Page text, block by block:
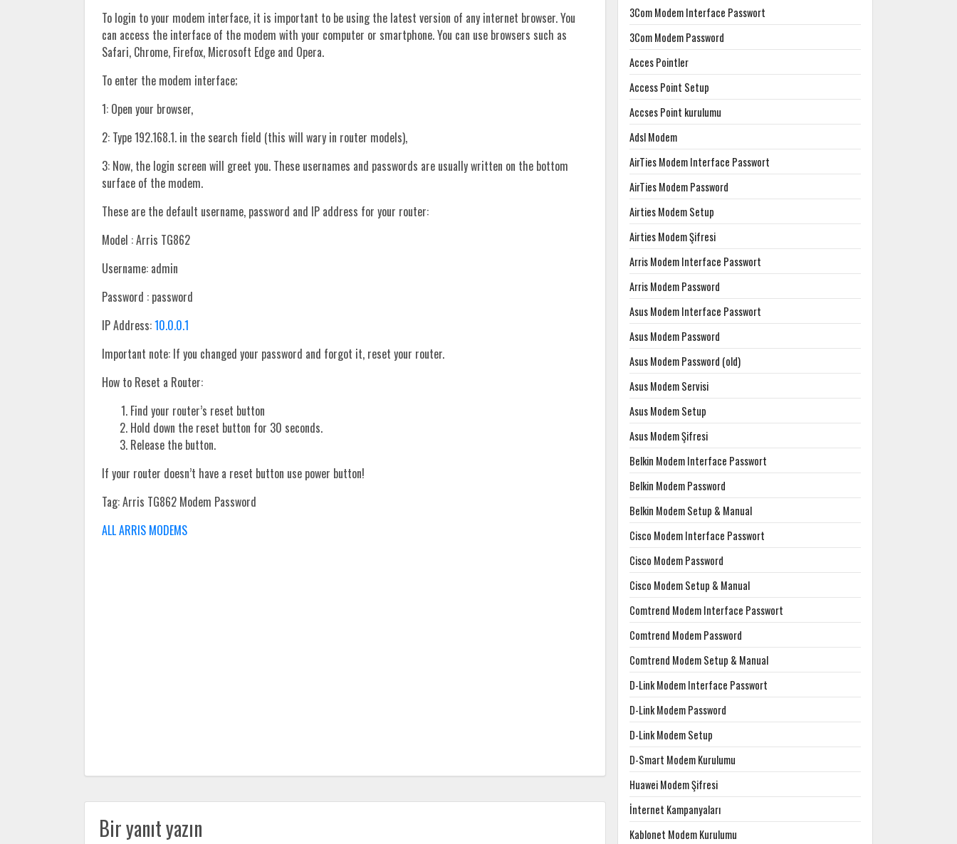
To login to your modem interface, it is important to be using the latest version of any internet browser. You
can access the interface of the modem with your computer or smartphone. You can use browsers such as
Safari, Chrome, Firefox, Microsoft Edge and Opera.
To enter the modem interface;
1: Open your browser,
2: Type 192.168.1. in the search field (this will wary in router models),
3: Now, the login screen will greet you. These usernames and passwords are usually written on the bottom
surface of the modem.
These are the default username, password and IP address for your router:
Model : Arris TG862
Username: admin
Password : password
IP Address:10.0.0.1
Important note: If you changed your password and forgot it, reset your router.
How to Reset a Router:
Find your router’s reset button
Hold down the reset button for 30 seconds.
Release the button.
If your router doesn’t have a reset button use power button!
Tag: Arris TG862 Modem Password
ALL ARRIS MODEMS
Bir yanıt yazın
3Com Modem Interface Passwort
3Com Modem Password
Acces Pointler
Access Point Setup
Accses Point kurulumu
Adsl Modem
AirTies Modem Interface Passwort
AirTies Modem Password
Airties Modem Setup
Airties Modem Şifresi
Arris Modem Interface Passwort
Arris Modem Password
Asus Modem Interface Passwort
Asus Modem Password
Asus Modem Password (old)
Asus Modem Servisi
Asus Modem Setup
Asus Modem Şifresi
Belkin Modem Interface Passwort
Belkin Modem Password
Belkin Modem Setup & Manual
Cisco Modem Interface Passwort
Cisco Modem Password
Cisco Modem Setup & Manual
Comtrend Modem Interface Passwort
Comtrend Modem Password
Comtrend Modem Setup & Manual
D-Link Modem Interface Passwort
D-Link Modem Password
D-Link Modem Setup
D-Smart Modem Kurulumu
Huawei Modem Şifresi
İnternet Kampanyaları
Kablonet Modem Kurulumu